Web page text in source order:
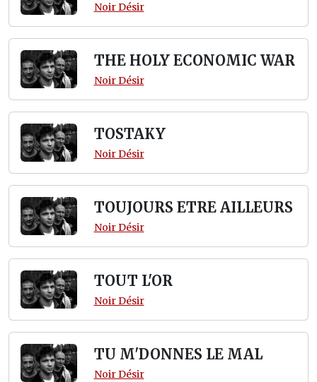
Noir Désir
THE HOLY ECONOMIC WAR
Noir Désir
TOSTAKY
Noir Désir
TOUJOURS ETRE AILLEURS
Noir Désir
TOUT L'OR
Noir Désir
TU M'DONNES LE MAL
Noir Désir